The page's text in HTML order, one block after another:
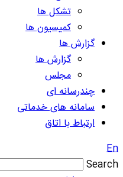
تشکل ها
کمیسیون ها
گزارش ها
گزارش ها
مجلس
چندرسانه ای
سامانه های خدماتی
ارتباط با اتاق
En
Search